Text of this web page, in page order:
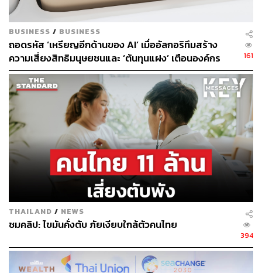
613
ABOUT THE AUTHOR
ณรงค์กร มโนจันทร์เพ็ญ
Content Creator กองบรรณาธิการข่าว THE
STANDARD
BUSINESS / BUSINESS
ถอดรหัส ‘เหรียญอีกด้านของ AI’ เมื่ออัลกอริทึมสร้าง
ความเสี่ยงสิทธิมนุษยชนและ ‘ต้นทุนแฝง’ เตือนองค์กร
ระวังกับดักอคติเชิงระบบ ก่อนกระทบมูลค่าแบรนด์ระยะ
ยาว
161
THAILAND / NEWS
ชมคลิป: ไขมันคั่งตับ ภัยเงียบใกล้ตัวคนไทย
394